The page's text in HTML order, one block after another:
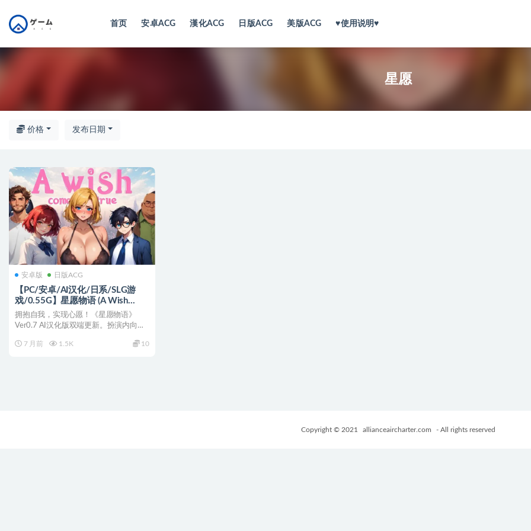
首页 安卓ACG 漢化ACG 日版ACG 美版ACG ♥使用说明♥
星愿
价格 发布日期
安卓版 日版ACG
【PC/安卓/AI汉化/日系/SLG游
戏/0.55G】星愿物语 (A Wish
Come True) Ver0.7 AI汉化版
+PC+安卓+日系SLG游戏+0.55G
拥抱自我，实现心愿！《星愿物语》
Ver0.7 AI汉化版双端更新。扮演内向的
7 月前
1.5K 10
Copyright © 2021 allianceaircharter.com - All rights reserved